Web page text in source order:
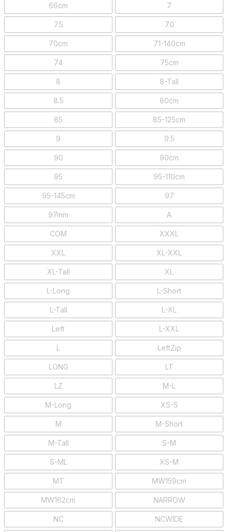
66cm 7
7.5 70
70cm 71-140cm
74 75cm
8 8-Tall
8.5 80cm
85 85-125cm
9 9.5
90 90cm
95 95-110cm
95-145cm 97
97mm A
COM XXXL
XXL XL-XXL
XL-Tall XL
L-Long L-Short
L-Tall L-XL
Left L-XXL
L LeftZip
LONG LT
LZ M-L
M-Long XS-S
M M-Short
M-Tall S-M
S-ML XS-M
MT MW159cm
MW162cm NARROW
NC NCWIDE